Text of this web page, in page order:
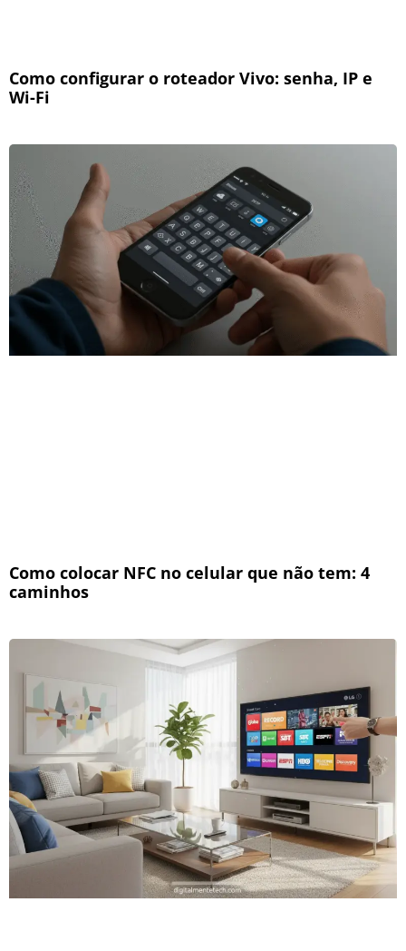
Como configurar o roteador Vivo: senha, IP e
Wi-Fi
Como colocar NFC no celular que não tem: 4
caminhos